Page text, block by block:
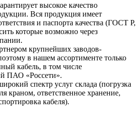
высокое качество
Вся продукция имеет
и паспорта качества (ГОСТ Р,
которые возможно через
крупнейших заводов-
в нашем ассортименте только
кабель, в том числе
ПАО «Россети».
спектр услуг склада (погрузка
краном, ответственное хранение,
кабеля).